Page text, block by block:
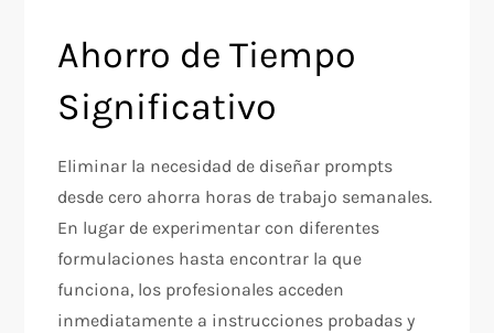
Ahorro de Tiempo
Significativo
Eliminar la necesidad de diseñar prompts
desde cero ahorra horas de trabajo semanales.
En lugar de experimentar con diferentes
formulaciones hasta encontrar la que
funciona, los profesionales acceden
inmediatamente a instrucciones probadas y